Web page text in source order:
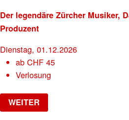
Der legendäre Zürcher Musiker,
Produzent
Dienstag, 01.12.2026
abCHF 45
Verlosung
WEITER